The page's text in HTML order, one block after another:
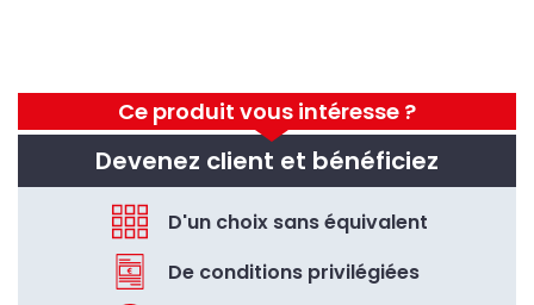
Ce produit vous intéresse ?
Devenez client et bénéficiez
D'un choix sans équivalent
De conditions privilégiées